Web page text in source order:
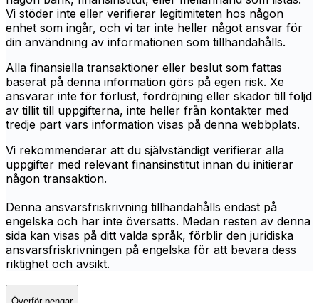
Vi stöder inte eller verifierar legitimiteten hos någon
enhet som ingår, och vi tar inte heller något ansvar för
din användning av informationen som tillhandahålls.
Alla finansiella transaktioner eller beslut som fattas
baserat på denna information görs på egen risk. Xe
ansvarar inte för förlust, fördröjning eller skador till följd
av tillit till uppgifterna, inte heller från kontakter med
tredje part vars information visas på denna webbplats.
Vi rekommenderar att du självständigt verifierar alla
uppgifter med relevant finansinstitut innan du initierar
någon transaktion.
Denna ansvarsfriskrivning tillhandahålls endast på
engelska och har inte översatts. Medan resten av denna
sida kan visas på ditt valda språk, förblir den juridiska
ansvarsfriskrivningen på engelska för att bevara dess
riktighet och avsikt.